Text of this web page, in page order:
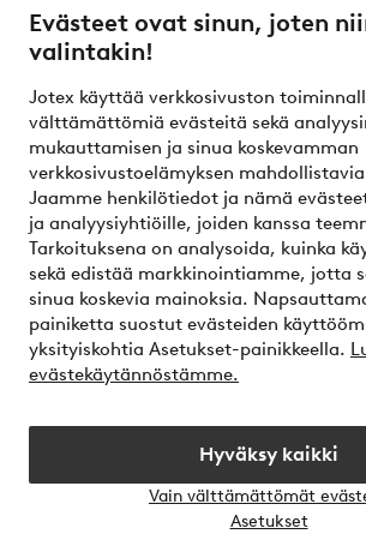
Evästeet ovat sinun, joten
valintakin!
Jotex käyttää verkkosivuston
välttämättömiä evästeitä sekä
mukauttamisen ja sinua koskevamman
verkkosivustoelämyksen
Jaamme henkilötiedot ja nämä
ja analyysiyhtiöille, joiden kanssa
Tarkoituksena on analysoida, kuinka
sekä edistää markkinointiamme, jotta
sinua koskevia mainoksia.
painiketta suostut evästeiden
yksityiskohtia Asetukset-painikkeella.
evästekäytännöstämme.
Hyväksy kaikki
Vain välttämättömät
Asetukset
Ehdot
Ystävät
Turvalliset maksut – maksa nyt
Haluatko tietää lisää
elpy